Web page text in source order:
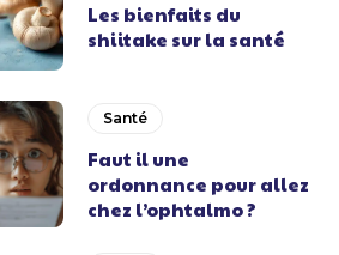
Les bienfaits du
shiitake sur la santé
Santé
Faut il une
ordonnance pour allez
chez l’ophtalmo ?